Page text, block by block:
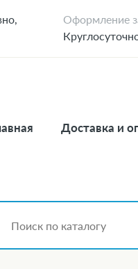
Оформление
Доставка и